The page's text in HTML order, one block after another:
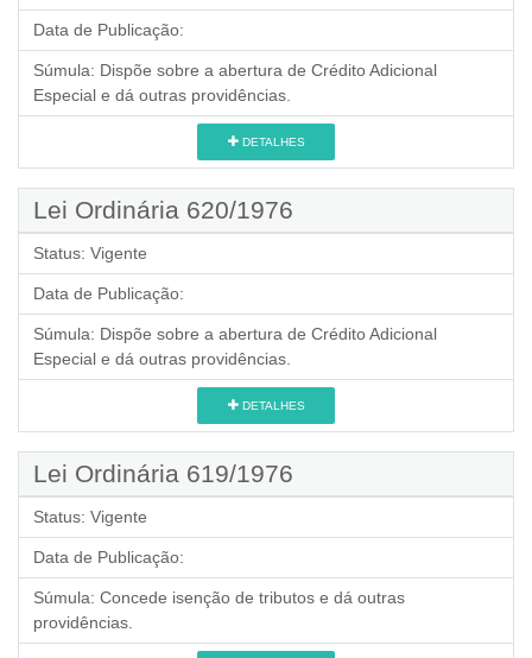
Data de Publicação:
Súmula: Dispõe sobre a abertura de Crédito Adicional
Especial e dá outras providências.
DETALHES
Lei Ordinária 620/1976
Status: Vigente
Data de Publicação:
Súmula: Dispõe sobre a abertura de Crédito Adicional
Especial e dá outras providências.
DETALHES
Lei Ordinária 619/1976
Status: Vigente
Data de Publicação:
Súmula: Concede isenção de tributos e dá outras
providências.